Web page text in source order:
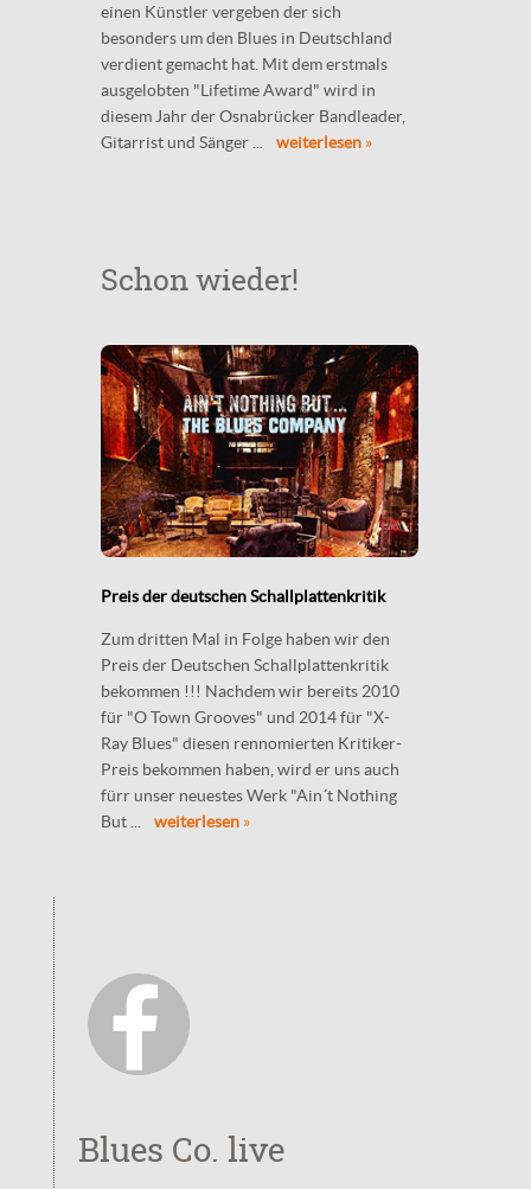
einen Künstler vergeben der sich
besonders um den Blues in Deutschland
verdient gemacht hat. Mit dem erstmals
ausgelobten "Lifetime Award" wird in
diesem Jahr der Osnabrücker Bandleader,
Gitarrist und Sänger ...
weiterlesen »
Schon wieder!
Preis der deutschen Schallplattenkritik
Zum dritten Mal in Folge haben wir den
Preis der Deutschen Schallplattenkritik
bekommen !!! Nachdem wir bereits 2010
für "O Town Grooves" und 2014 für "X-
Ray Blues" diesen rennomierten Kritiker-
Preis bekommen haben, wird er uns auch
fürr unser neuestes Werk "Ain´t Nothing
But ...
weiterlesen »
Blues Co. live